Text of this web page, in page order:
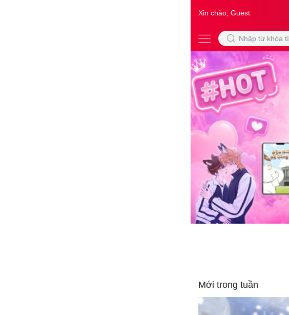
Xin chào, Guest
Mới trong tuần